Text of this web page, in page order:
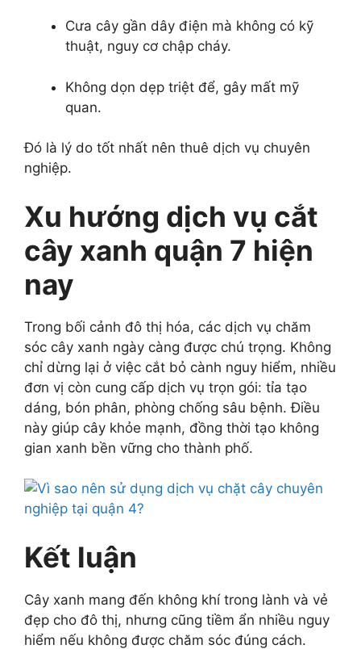
Cưa cây gần dây điện mà không có kỹ
thuật, nguy cơ chập cháy.
Không dọn dẹp triệt để, gây mất mỹ
quan.
Đó là lý do tốt nhất nên thuê dịch vụ chuyên
nghiệp.
Xu hướng dịch vụ cắt
cây xanh quận 7 hiện
nay
Trong bối cảnh đô thị hóa, các dịch vụ chăm
sóc cây xanh ngày càng được chú trọng. Không
chỉ dừng lại ở việc cắt bỏ cành nguy hiểm, nhiều
đơn vị còn cung cấp dịch vụ trọn gói: tỉa tạo
dáng, bón phân, phòng chống sâu bệnh. Điều
này giúp cây khỏe mạnh, đồng thời tạo không
gian xanh bền vững cho thành phố.
Kết luận
Cây xanh mang đến không khí trong lành và vẻ
đẹp cho đô thị, nhưng cũng tiềm ẩn nhiều nguy
hiểm nếu không được chăm sóc đúng cách.